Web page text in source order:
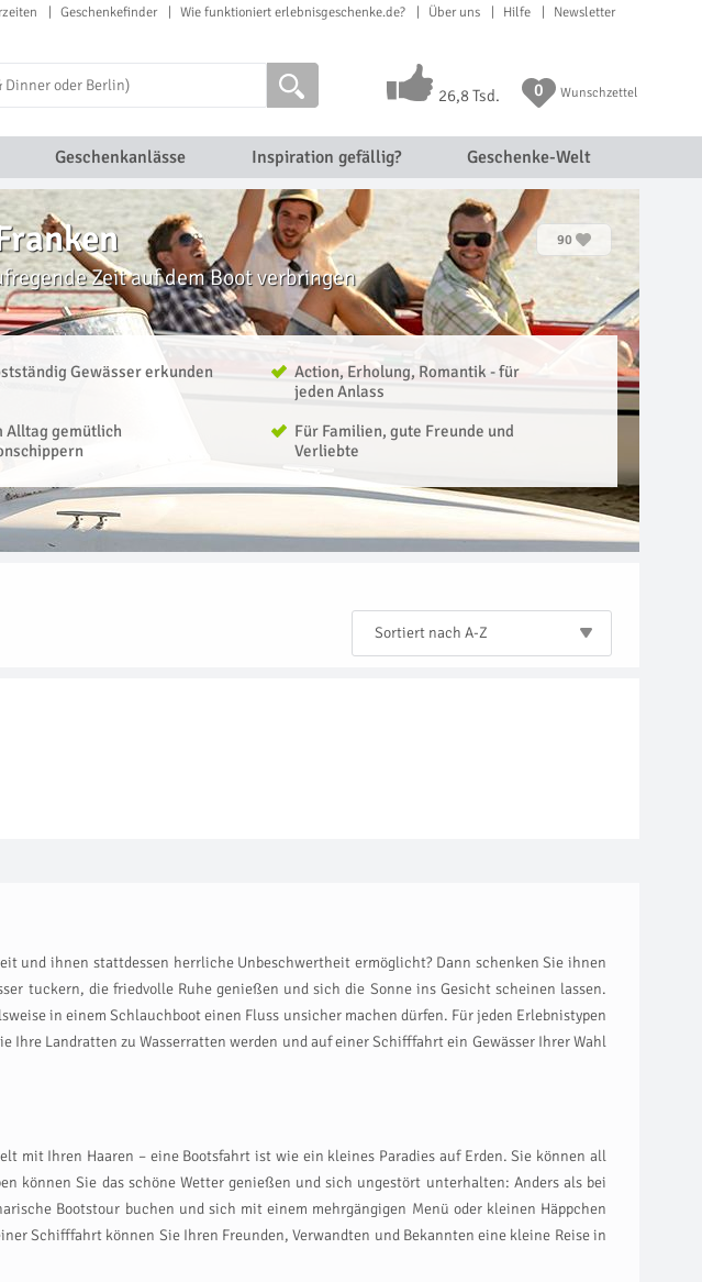
Geschenkefinder Wie funktioniert erlebnisgeschenke.de? Über uns Hilfe Newsletter
26,8 Tsd. 0 Wunschzettel
Geschenkanlässe Inspiration gefällig? Geschenke-Welt
90
Zeit auf dem Boot verbringen
Gewässer erkunden
Action, Erholung, Romantik - für
jeden Anlass
Alltag gemütlich
Für Familien, gute Freunde und
Verliebte
Sortiert nach A-Z
und ihnen stattdessen herrliche Unbeschwertheit ermöglicht? Dann schenken Sie ihnen
tuckern, die friedvolle Ruhe genießen und sich die Sonne ins Gesicht scheinen lassen.
in einem Schlauchboot einen Fluss unsicher machen dürfen. Für jeden Erlebnistypen
Landratten zu Wasserratten werden und auf einer Schifffahrt ein Gewässer Ihrer Wahl
mit Ihren Haaren – eine Bootsfahrt ist wie ein kleines Paradies auf Erden. Sie können all
können Sie das schöne Wetter genießen und sich ungestört unterhalten: Anders als bei
Bootstour buchen und sich mit einem mehrgängigen Menü oder kleinen Häppchen
Schifffahrt können Sie Ihren Freunden, Verwandten und Bekannten eine kleine Reise in